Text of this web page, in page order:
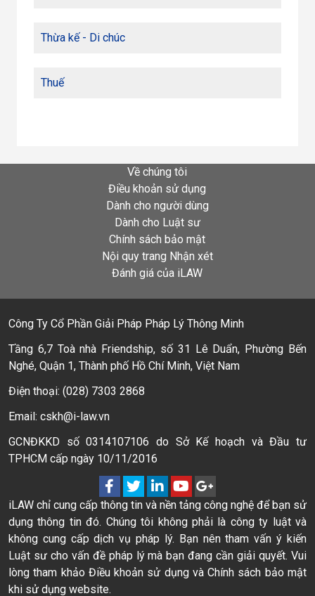
Thừa kế - Di chúc
Thuế
Về chúng tôi
Điều khoản sử dụng
Dành cho người dùng
Dành cho Luật sư
Chính sách bảo mật
Nội quy trang Nhận xét
Đánh giá của iLAW
Công Ty Cổ Phần Giải Pháp Pháp Lý Thông Minh
Tầng 6,7 Toà nhà Friendship, số 31 Lê Duẩn, Phường Bến
Nghé, Quận 1, Thành phố Hồ Chí Minh, Việt Nam
Điện thoại: (028) 7303 2868
Email: cskh@i-law.vn
GCNĐKKD số 0314107106 do Sở Kế hoạch và Đầu tư
TPHCM cấp ngày 10/11/2016
iLAW chỉ cung cấp thông tin và nền tảng công nghệ để bạn sử
dụng thông tin đó. Chúng tôi không phải là công ty luật và
không cung cấp dịch vụ pháp lý. Bạn nên tham vấn ý kiến
Luật sư cho vấn đề pháp lý mà bạn đang cần giải quyết. Vui
lòng tham khảo Điều khoản sử dụng và Chính sách bảo mật
khi sử dụng website.